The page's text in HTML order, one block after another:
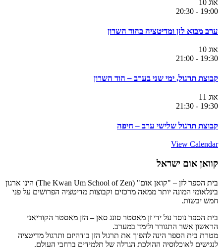
אוג 10
19:00
-
20:30
ערב מבוא לזן ומדיטציה בהוד השרון
אוג 10
19:30
-
21:00
קבוצת תרגול, ימי שני בערב – הוד השרון
אוג 11
19:30
-
21:30
קבוצת תרגול שלישי ערב – חיפה
View Calendar
קוואן אום ישראל
בית הספר לזן – "קואן אום" (The Kwan Um School of Zen) הינו ארגון
בינלאומי המונה יותר ממאה מרכזים וקבוצות מדיטציה הפרושים על פני
חמש יבשות.
בית הספר נוסד על ידי זן מאסטר סונג סאן – הזן מאסטר הקוריאני
הראשון אשר התגורר ולימד במערב.
מטרת בית הספר הינה להפוך את תרגול הזן בודהיזם ותרגול מדיטציה
לנגישים לאוכלוסיה ההולכת הגדלה של תלמידים ברחבי העולם.